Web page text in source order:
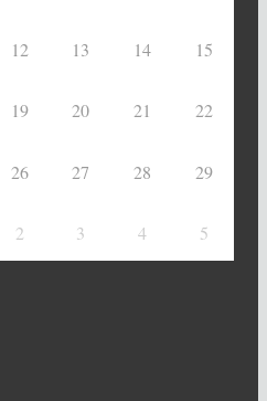
12 13 14 15
19 20 21 22
26 27 28 29
2 3 4 5